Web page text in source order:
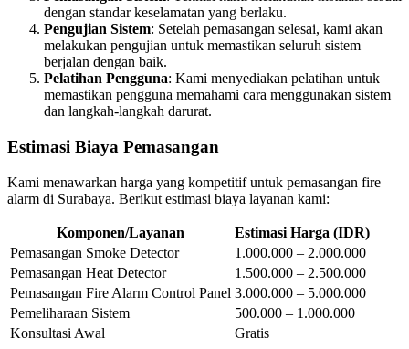
dengan standar keselamatan yang berlaku.
Pengujian Sistem: Setelah pemasangan selesai, kami akan
melakukan pengujian untuk memastikan seluruh sistem
berjalan dengan baik.
Pelatihan Pengguna: Kami menyediakan pelatihan untuk
memastikan pengguna memahami cara menggunakan sistem
dan langkah-langkah darurat.
Estimasi Biaya Pemasangan
Kami menawarkan harga yang kompetitif untuk pemasangan fire
alarm di Surabaya. Berikut estimasi biaya layanan kami:
Komponen/Layanan
Estimasi Harga (IDR)
Pemasangan Smoke Detector
1.000.000 – 2.000.000
Pemasangan Heat Detector
1.500.000 – 2.500.000
Pemasangan Fire Alarm Control Panel 3.000.000 – 5.000.000
Pemeliharaan Sistem
500.000 – 1.000.000
Konsultasi Awal
Gratis